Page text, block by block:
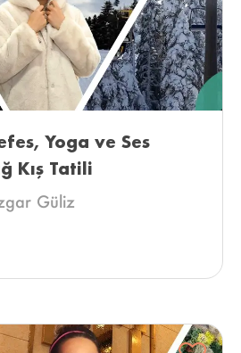
Yoga ve Ses
Kış Tatili
Güliz